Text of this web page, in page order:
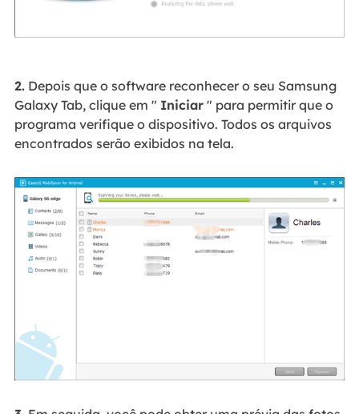
2.Depois que o software reconhecer o seu Samsung
Galaxy Tab, clique em " Iniciar" para permitir que o
programa verifique o dispositivo. Todos os arquivos
encontrados serão exibidos na tela.